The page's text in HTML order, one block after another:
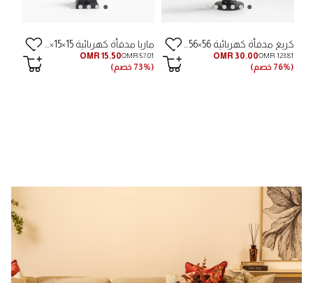
OMR 30.00OMR 123.81
(76% خصم)
ماريا مدفأة كهربائية 15×15×50 سم - أسود
OMR 15.50OMR 57.01
(73% خصم)